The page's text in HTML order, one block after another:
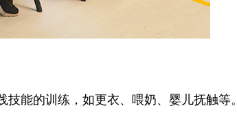
能的训练，如更衣、喂奶、婴儿抚触等。